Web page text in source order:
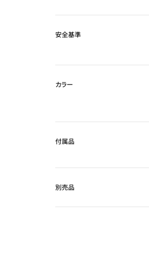
安全基準
カラー
付属品
別売品